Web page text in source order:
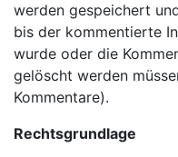
werden gespeichert
bis der kommentierte
wurde oder die
gelöscht werden
Kommentare).
Rechtsgrundlage